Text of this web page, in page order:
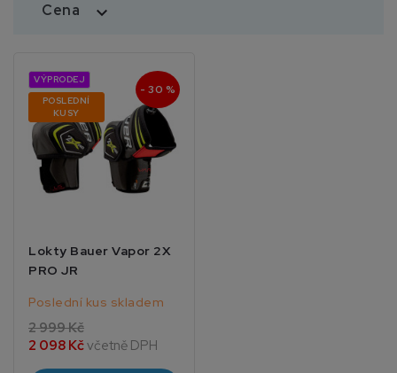
Cena 
VÝPRODEJ
POSLEDNÍ
KUSY
- 30 %
Lokty Bauer Vapor 2X
PRO JR
Poslední kus skladem
2 999 Kč
2 098 Kčvčetně DPH